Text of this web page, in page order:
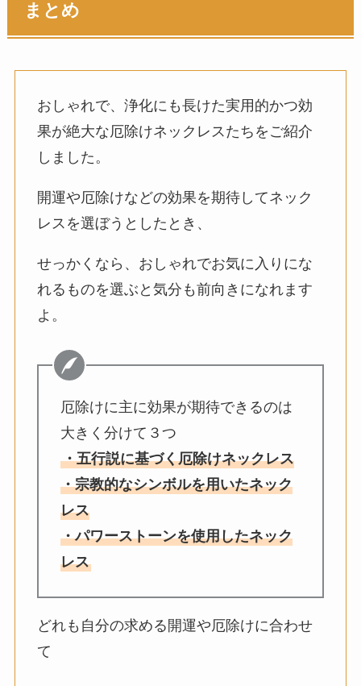
まとめ
おしゃれで、浄化にも長けた実用的かつ効
果が絶大な厄除けネックレスたちをご紹介
しました。
開運や厄除けなどの効果を期待してネック
レスを選ぼうとしたとき、
せっかくなら、おしゃれでお気に入りにな
れるものを選ぶと気分も前向きになれます
よ。
厄除けに主に効果が期待できるのは
大きく分けて３つ
・五行説に基づく厄除けネックレス
・宗教的なシンボルを用いたネック
レス
・パワーストーンを使用したネック
レス
どれも自分の求める開運や厄除けに合わせ
て